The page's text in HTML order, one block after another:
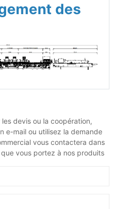
des
devis ou la coopération,
e-mail ou utilisez la demande
vous contactera dans
vous portez à nos produits